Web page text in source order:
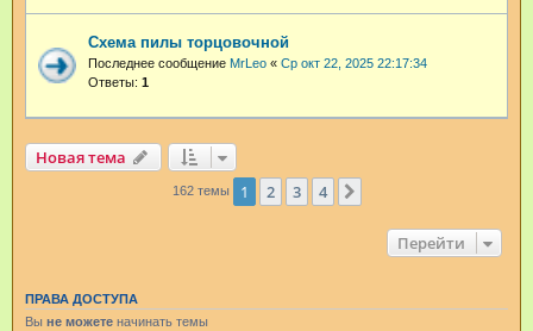
Схема пилы торцовочной
Последнее сообщение MrLeo « Ср окт 22, 2025 22:17:34
Ответы: 1
Новая тема
162 темы 1 2 3 4
Перейти
ПРАВА ДОСТУПА
Вы не можете начинать темы